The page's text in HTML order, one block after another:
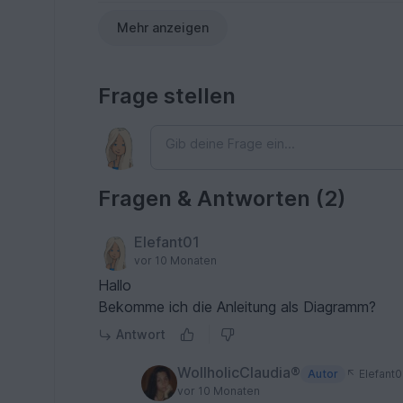
Mehr anzeigen
Frage stellen
Fragen & Antworten (2)
Elefant01
vor 10 Monaten
Hallo
Bekomme ich die Anleitung als Diagramm?
Antwort
WollholicClaudia® Autor
vor 10 Monaten